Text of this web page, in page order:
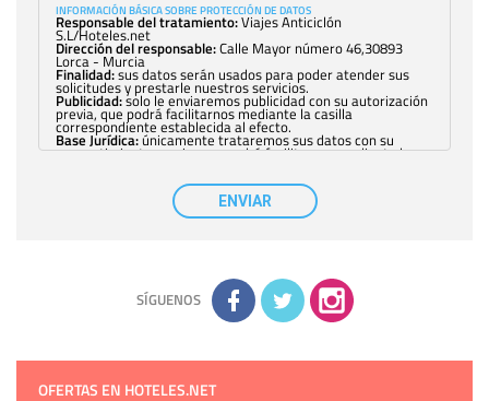
INFORMACIÓN BÁSICA SOBRE PROTECCIÓN DE DATOS
Responsable del tratamiento:Viajes Anticiclón
S.L/Hoteles.net
Dirección del responsable:Calle Mayor número 46,30893
Lorca - Murcia
Finalidad:sus datos serán usados para poder atender sus
solicitudes y prestarle nuestros servicios.
Publicidad:solo le enviaremos publicidad con su autorización
previa, que podrá facilitarnos mediante la casilla
correspondiente establecida al efecto.
Base Jurídica:únicamente trataremos sus datos con su
consentimiento previo, que podrá facilitarnos mediante la
con carácter general, sólo el personal de
nuestra entidad que esté debidamente autorizado podrá
tener conocimiento de la información que le pedimos. No se
comunicarán datos a terceros.
adicional y detallada sobre cómo tratamos sus datos en la
política de privacidad
ENVIAR
SÍGUENOS
OFERTAS EN HOTELES.NET